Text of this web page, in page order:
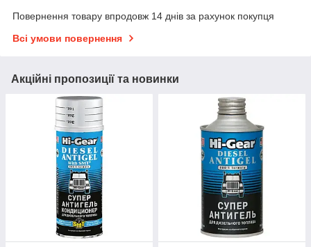
Повернення товару впродовж 14 днів за рахунок покупця
Всі умови повернення
Акційні пропозиції та новинки